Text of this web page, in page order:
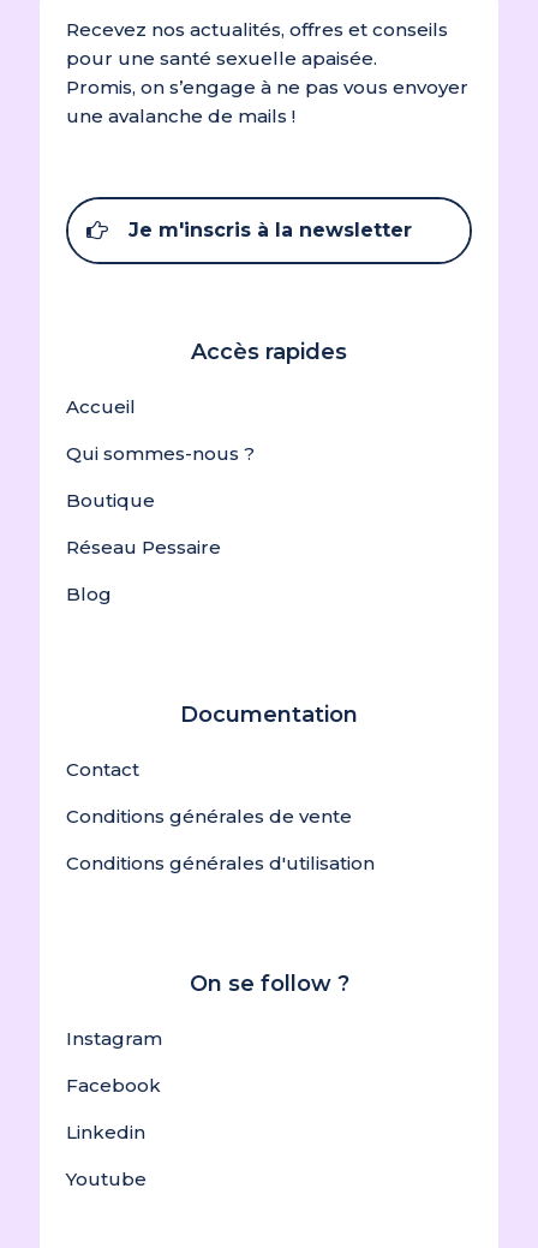
Recevez nos actualités, offres et conseils
pour une santé sexuelle apaisée.
Promis, on s’engage à ne pas vous envoyer
une avalanche de mails !
Je m'inscris à la newsletter
Accès rapides
Accueil
Qui sommes-nous ?
Boutique
Réseau Pessaire
Blog
Documentation
Contact
Conditions générales de vente
Conditions générales d'utilisation
On se follow ?
Instagram
Facebook
Linkedin
Youtube